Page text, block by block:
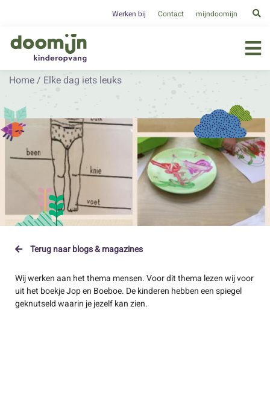
Werken bij Contact mijndoomijn
Home / Elke dag iets leuks
Terug naar blogs & magazines
Wij werken aan het thema mensen. Voor dit thema lezen wij voor
uit het boekje Jop en Boeboe. De kinderen hebben een spiegel
geknutseld waarin je jezelf kan zien.